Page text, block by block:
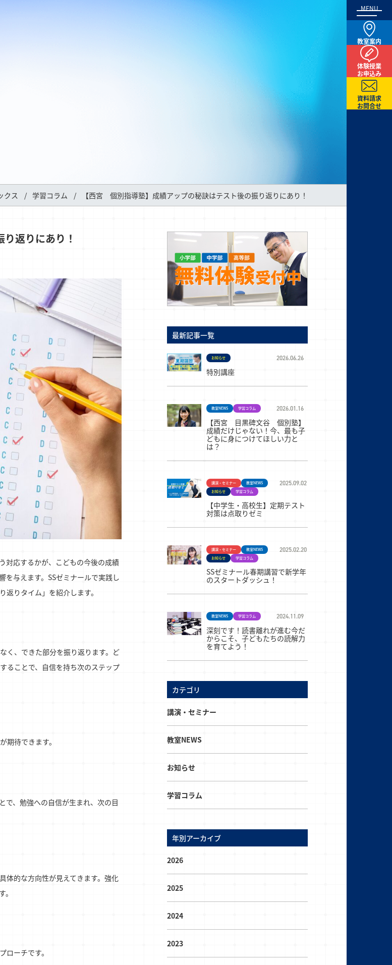
MENU
教室案内
体験授業
お申込み
資料請求
お問合せ
クス 学習コラム 【西宮 個別指導塾】成績アップの秘訣はテスト後の振り返りにあり！
返りにあり！
対応するかが、こどもの今後の成績
を与えます。SSゼミナールで実践し
りタイム」を紹介します。
く、できた部分を振り返ります。ど
ることで、自信を持ち次のステップ
期待できます。
で、勉強への自信が生まれ、次の目
体的な方向性が見えてきます。強化
ーチです。
最新記事一覧
お知らせ 2026.06.26
特別講座
教室NEWS 学習コラム 2026.01.16
【西宮 目黒碑文谷 個別塾】
成績だけじゃない！今、最も子
どもに身につけてほしい力と
は？
講演・セミナー
教室NEWS
お知らせ
学習コラム
2025.09.02
【中学生・高校生】定期テスト
対策は点取りゼミ
講演・セミナー
教室NEWS
お知らせ
学習コラム
2025.02.20
SSゼミナール春期講習で新学年
のスタートダッシュ！
教室NEWS 学習コラム 2024.11.09
深刻です！読書離れが進む今だ
からこそ、子どもたちの読解力
を育てよう！
カテゴリ
講演・セミナー
教室NEWS
お知らせ
学習コラム
年別アーカイブ
2026
2025
2024
2023